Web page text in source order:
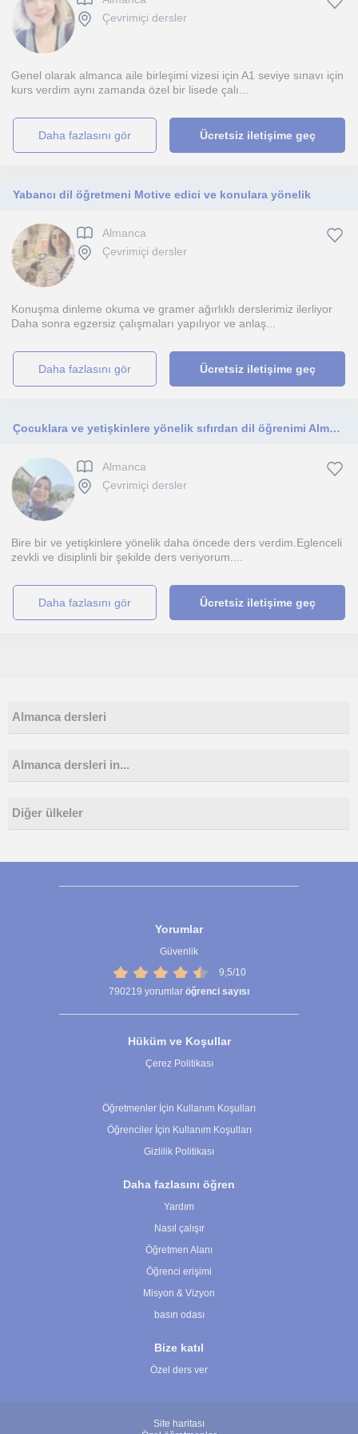
Çevrimiçi dersler
Genel olarak almanca aile birleşimi vizesi için A1 seviye sınavı için
kurs verdim aynı zamanda özel bir lisede çalı...
daha fazlasını gör Ücretsiz iletişime geç
Yabancı dil öğretmeni Motive edici ve konulara yönelik
Almanca
Çevrimiçi dersler
Konuşma dinleme okuma ve gramer ağırlıklı derslerimiz ilerliyor
Daha sonra egzersiz çalışmaları yapılıyor ve anlaş...
daha fazlasını gör Ücretsiz iletişime geç
Çocuklara ve yetişkinlere yönelik sıfırdan dil öğrenimi Almanca öğrenme
Almanca
Çevrimiçi dersler
Bire bir ve yetişkinlere yönelik daha öncede ders verdim.Eglenceli
zevkli ve disiplinli bir şekilde ders veriyorum....
daha fazlasını gör Ücretsiz iletişime geç
Almanca dersleri
Almanca dersleri in...
Diğer ülkeler
Yorumlar
Güvenlik
9,5/10
790219 yorumlar öğrenci sayısı
Hüküm ve Koşullar
Çerez Politikası
Öğretmenler İçin Kullanım Koşulları
Öğrenciler İçin Kullanım Koşulları
Gizlilik Politikası
Daha fazlasını öğren
Yardım
Nasıl çalışır
Öğretmen Alanı
Öğrenci erişimi
Misyon & Vizyon
basın odası
Bize katıl
Özel ders ver
Site haritası